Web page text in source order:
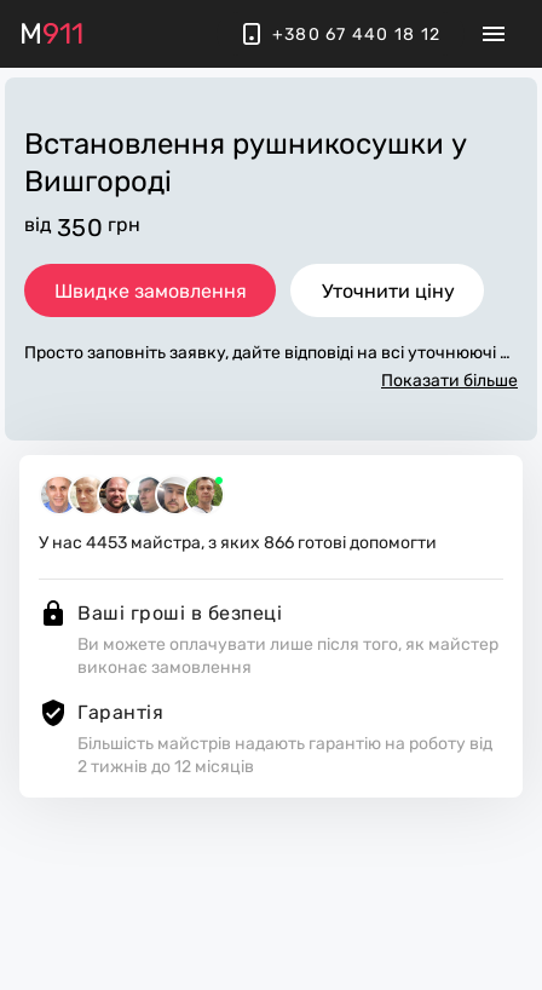
M911 +380 67 440 18 12
Встановлення рушникосушки у
Вишгороді
від 350 грн
Швидке замовлення Уточнити ціну
Просто заповніть заявку, дайте відповіді на всі уточнюючі за
питання по «встановлення рушникосушки». Ми зв'яжемос
атеріали. Виконавці стежать за чистотою та прибирають ро
боче місце.
Показати більше
У нас 4453 майстра, з яких 866 готові допомогти
Ваші гроші в безпеці
Ви можете оплачувати лише після того, як майстер
виконає замовлення
Гарантія
Більшість майстрів надають гарантію на роботу від
2 тижнів до 12 місяців